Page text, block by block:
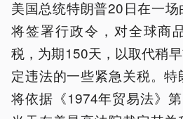
美国总统特朗普20日在一
将签署行政令，对全球商
税，为期150天，以取代稍
定违法的一些紧急关税。
将依据《1974年贸易法》